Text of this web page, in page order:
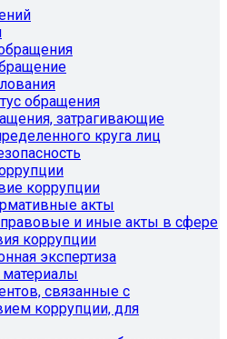
обращения
затрагивающие
круга лиц
коррупции
акты
и иные акты в сфере
коррупции
экспертиза
связанные с
коррупции, для